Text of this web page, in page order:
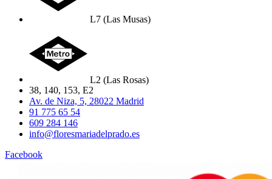
L7 (Las Musas)
L2 (Las Rosas)
38, 140, 153, E2
Av. de Niza, 5, 28022 Madrid
91 775 65 54
609 284 146
info@floresmariadelprado.es
Facebook